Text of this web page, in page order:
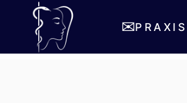
✉
Kontakt